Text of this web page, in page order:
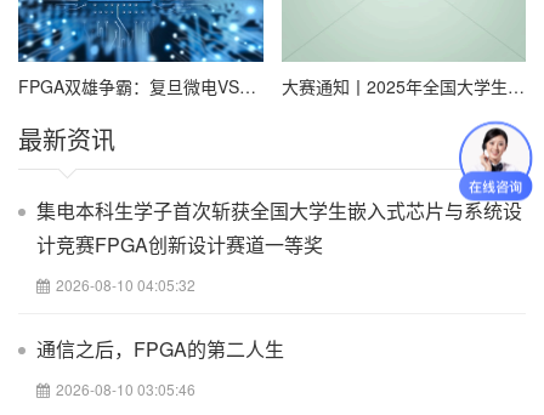
19
谢家宴;郑垚;无线电通信中短波的特点与作用研究;通讯世界;2018年
10期
20
邸珩烨;近场无线电通信多普勒衰减抑制优化仿真研究;智能计算机与
应用;2016年02期
21
孟宪全;浅析无线电通信配件的发展方向;中国新通信;2014年14期
22
张虹;诺贝尔物理奖获得者泰勒:无线电通信应为全人类造福;中国无线
电;2012年02期
23
FPGA双雄争霸：复旦微电VS紫光国微，技术路线谁更硬核？ 大赛通知丨2025年全国大学生嵌入式芯片与系统设计竞赛FPGA创新设计赛道报名通知
最新资讯
集电本科生学子首次斩获全国大学生嵌入式芯片与系统设
计竞赛FPGA创新设计赛道一等奖
2026-08-10 04:05:32
通信之后，FPGA的第二人生
2026-08-10 03:05:46